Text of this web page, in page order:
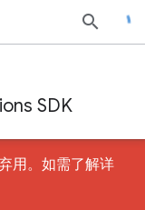
SDK
用。如需了解详